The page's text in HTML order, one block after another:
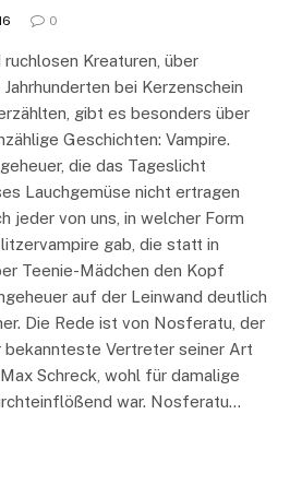
0
Kreaturen, über
bei Kerzenschein
gibt es besonders über
Geschichten: Vampire.
die das Tageslicht
Lauchgemüse nicht ertragen
jeder von uns, in welcher Form
gab, die statt in
Teenie-Mädchen den Kopf
auf der Leinwand deutlich
Die Rede ist von Nosferatu, der
bekannteste Vertreter seiner Art
Schreck, wohl für damalige
war. Nosferatu…